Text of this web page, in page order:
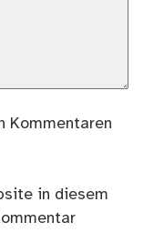
Kommentaren
in diesem